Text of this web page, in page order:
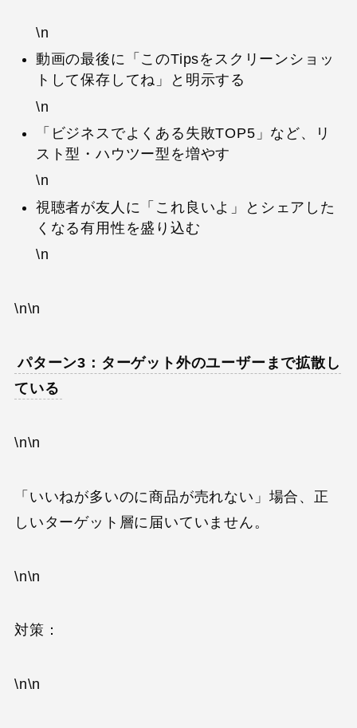
\n
動画の最後に「このTipsをスクリーンショッ
トして保存してね」と明示する
\n
「ビジネスでよくある失敗TOP5」など、リ
スト型・ハウツー型を増やす
\n
視聴者が友人に「これ良いよ」とシェアした
くなる有用性を盛り込む
\n
\n\n
パターン3：ターゲット外のユーザーまで拡散し
ている
\n\n
「いいねが多いのに商品が売れない」場合、正
しいターゲット層に届いていません。
\n\n
対策：
\n\n